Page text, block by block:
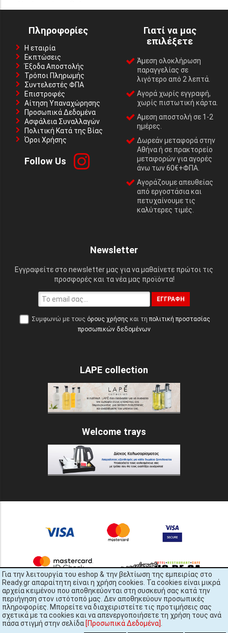
Για την λειτουργία του eshop & την βελτίωση της εμπειρίας στο
Ready.gr απαραίτητη είναι η χρήση cookies. Τα cookies είναι μικρά
αρχεία κειμένου που αποθηκεύονται στη συσκευή σας κατά την
περιήγηση στον ιστότοπό μας. Δεν αποθηκεύουν προσωπικές
πληροφορίες. Μπορείτε να διαχειριστείτε τις προτιμήσεις σας
σχετικά με τα cookies και να απενεργοποιήσετε τη χρήση τους ανά
πάσα στιγμή στην σελίδα [Προσωπικά Δεδομένα]
Πληροφορίες
Η εταιρία
Εκπτώσεις
Έξοδα Αποστολής
Τρόποι Πληρωμής
Συντελεστές ΦΠΑ
Επιστροφές
Αίτηση Υπαναχώρησης
Προσωπικά Δεδομένα
Ασφάλεια Συναλλαγών
Πολιτική Κατά της Βίας
Όροι Χρήσης
Follow Us
Γιατί να μας
επιλέξετε
Άμεση ολοκλήρωση
παραγγελίας σε
λιγότερο από 2 λεπτά.
Αγορά χωρίς εγγραφή,
χωρίς πιστωτική κάρτα.
Αμεση αποστολή σε 1-2
ημέρες.
Δωρεάν μεταφορά στην
Αθήνα ή σε πρακτορείο
μεταφορών για αγορές
άνω των 60€+ΦΠΑ.
Αγοράζουμε απευθείας
από εργοστάσια και
πετυχαίνουμε τις
καλύτερες τιμές.
Newsletter
Εγγραφείτε στο newsletter μας για να μαθαίνετε πρώτοι τις
προσφορές και τα νέα μας προϊόντα!
ΕΓΓΡΑΦΉ
Συμφωνώ με τους όρους χρήσης και τη πολιτική προστασίας
προσωπικών δεδομένων
LAPE collection
Welcome trays
READY.gr © 2022 | All Rights Reserved